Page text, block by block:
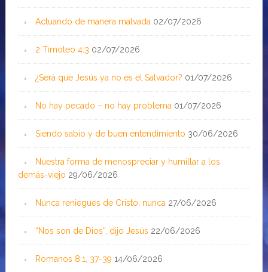
Actuando de manera malvada 02/07/2026
2 Timoteo 4:3 02/07/2026
¿Será que Jesús ya no es el Salvador? 01/07/2026
No hay pecado – no hay problema 01/07/2026
Siendo sabio y de buen entendimiento 30/06/2026
Nuestra forma de menospreciar y humillar a los
demás-viejo 29/06/2026
Nunca reniegues de Cristo, nunca 27/06/2026
“Nos son de Dios”, dijo Jesús 22/06/2026
Romanos 8:1, 37-39 14/06/2026